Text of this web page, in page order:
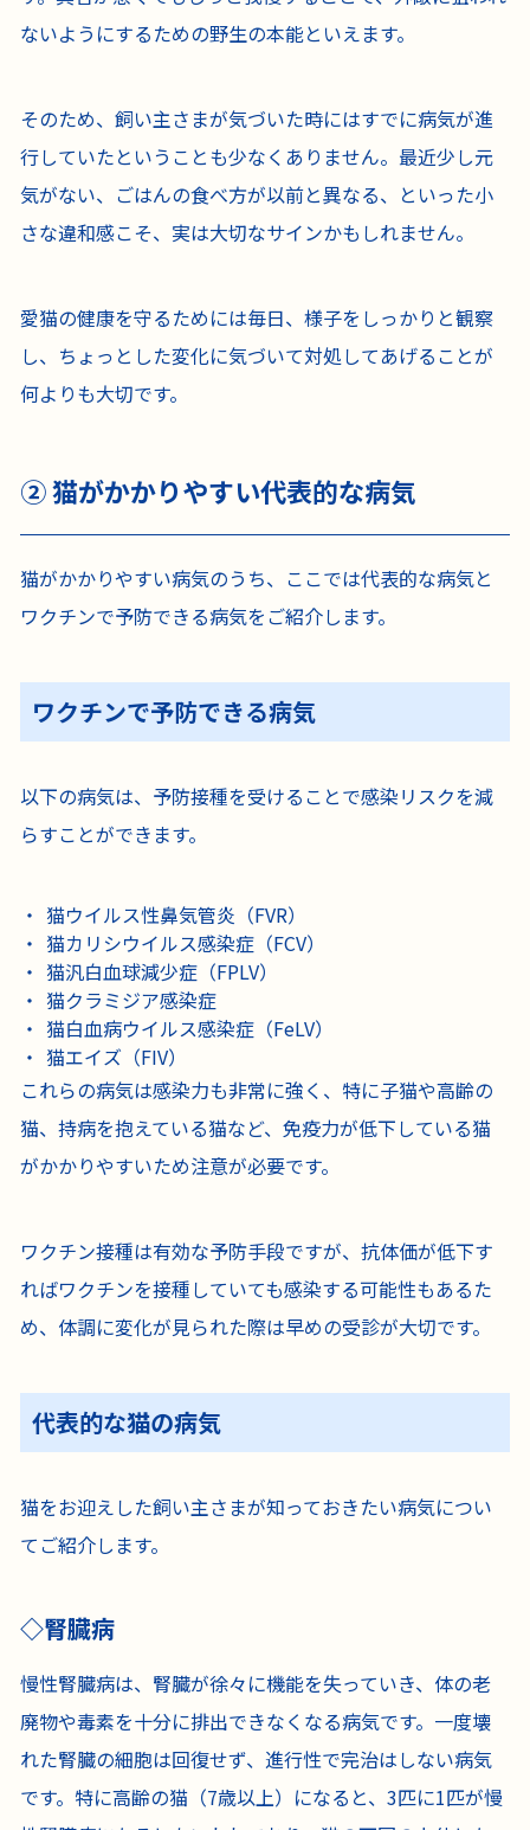
ないようにするための野生の本能といえます。
そのため、飼い主さまが気づいた時にはすでに病気が進
行していたということも少なくありません。最近少し元
気がない、ごはんの食べ方が以前と異なる、といった小
さな違和感こそ、実は大切なサインかもしれません。
愛猫の健康を守るためには毎日、様子をしっかりと観察
し、ちょっとした変化に気づいて対処してあげることが
何よりも大切です。
② 猫がかかりやすい代表的な病気
猫がかかりやすい病気のうち、ここでは代表的な病気と
ワクチンで予防できる病気をご紹介します。
ワクチンで予防できる病気
以下の病気は、予防接種を受けることで感染リスクを減
らすことができます。
猫ウイルス性鼻気管炎（FVR）
猫カリシウイルス感染症（FCV）
猫汎白血球減少症（FPLV）
猫クラミジア感染症
猫白血病ウイルス感染症（FeLV）
猫エイズ（FIV）
これらの病気は感染力も非常に強く、特に子猫や高齢の
猫、持病を抱えている猫など、免疫力が低下している猫
がかかりやすいため注意が必要です。
ワクチン接種は有効な予防手段ですが、抗体価が低下す
ればワクチンを接種していても感染する可能性もあるた
め、体調に変化が見られた際は早めの受診が大切です。
代表的な猫の病気
猫をお迎えした飼い主さまが知っておきたい病気につい
てご紹介します。
腎臓病
慢性腎臓病は、腎臓が徐々に機能を失っていき、体の老
廃物や毒素を十分に排出できなくなる病気です。一度壊
れた腎臓の細胞は回復せず、進行性で完治はしない病気
です。特に高齢の猫（7歳以上）になると、3匹に1匹が慢